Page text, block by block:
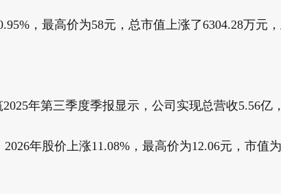
，最高价为58元，总市值上涨了6304.28万元，
年第三季度季报显示，公司实现总营收5.56亿
年股价上涨11.08%，最高价为12.06元，市值为